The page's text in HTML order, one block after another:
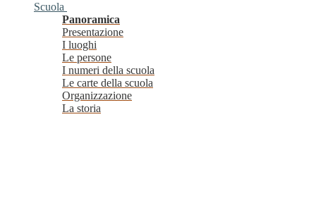
Scuola
Panoramica
Presentazione
I luoghi
Le persone
I numeri della scuola
Le carte della scuola
Organizzazione
La storia